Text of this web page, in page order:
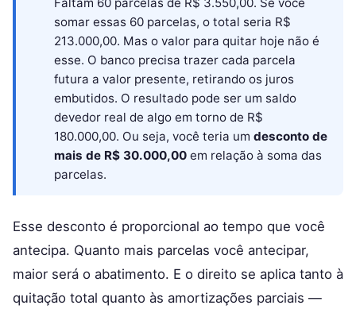
Faltam 60 parcelas de R$ 3.550,00. Se você
somar essas 60 parcelas, o total seria R$
213.000,00. Mas o valor para quitar hoje não é
esse. O banco precisa trazer cada parcela
futura a valor presente, retirando os juros
embutidos. O resultado pode ser um saldo
devedor real de algo em torno de R$
180.000,00. Ou seja, você teria um desconto de
mais de R$ 30.000,00 em relação à soma das
parcelas.
Esse desconto é proporcional ao tempo que você
antecipa. Quanto mais parcelas você antecipar,
maior será o abatimento. E o direito se aplica tanto à
quitação total quanto às amortizações parciais —